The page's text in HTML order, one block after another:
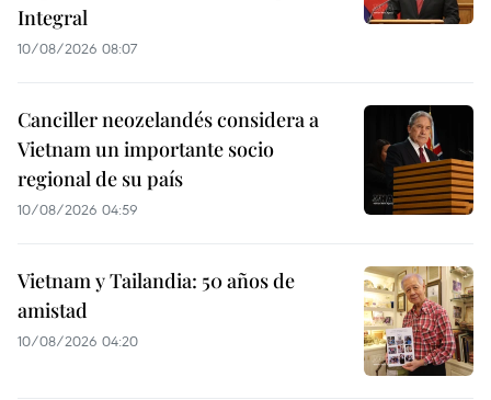
Integral
10/08/2026 08:07
Canciller neozelandés considera a
Vietnam un importante socio
regional de su país
10/08/2026 04:59
Vietnam y Tailandia: 50 años de
amistad
10/08/2026 04:20